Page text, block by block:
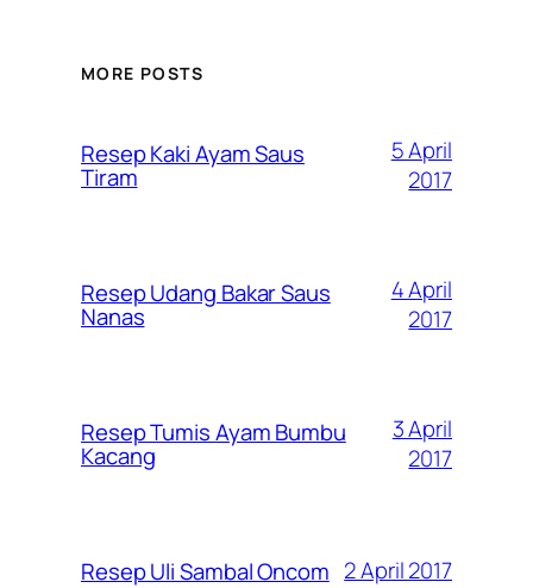
MORE POSTS
Resep Kaki Ayam Saus
Tiram
5 April
2017
Resep Udang Bakar Saus
Nanas
4 April
2017
Resep Tumis Ayam Bumbu
Kacang
3 April
2017
Resep Uli Sambal Oncom 2 April 2017